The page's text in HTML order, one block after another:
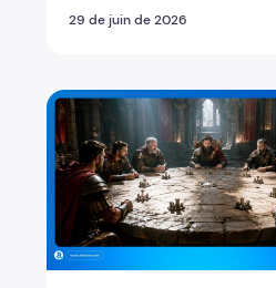
29 de juin de 2026
Le problème des généraux